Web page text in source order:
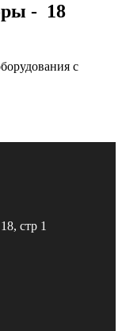
- 18
с
стр 1